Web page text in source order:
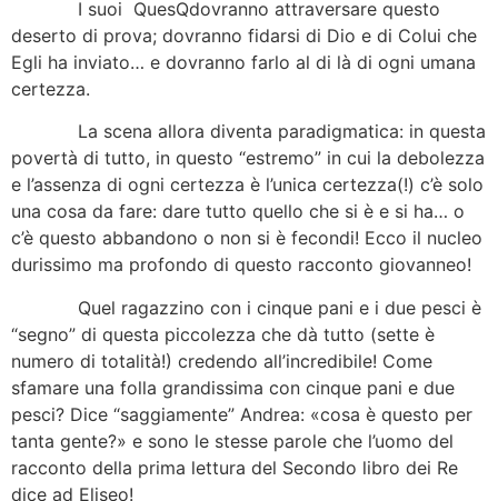
I suoi QuesQdovranno attraversare questo
deserto di prova; dovranno fidarsi di Dio e di Colui che
Egli ha inviato… e dovranno farlo al di là di ogni umana
certezza.
La scena allora diventa paradigmatica: in questa
povertà di tutto, in questo “estremo” in cui la debolezza
e l’assenza di ogni certezza è l’unica certezza(!) c’è solo
una cosa da fare: dare tutto quello che si è e si ha… o
c’è questo abbandono o non si è fecondi! Ecco il nucleo
durissimo ma profondo di questo racconto giovanneo!
Quel ragazzino con i cinque pani e i due pesci è
“segno” di questa piccolezza che dà tutto (sette è
numero di totalità!) credendo all’incredibile! Come
sfamare una folla grandissima con cinque pani e due
pesci? Dice “saggiamente” Andrea: «cosa è questo per
tanta gente?» e sono le stesse parole che l’uomo del
racconto della prima lettura del Secondo libro dei Re
dice ad Eliseo!